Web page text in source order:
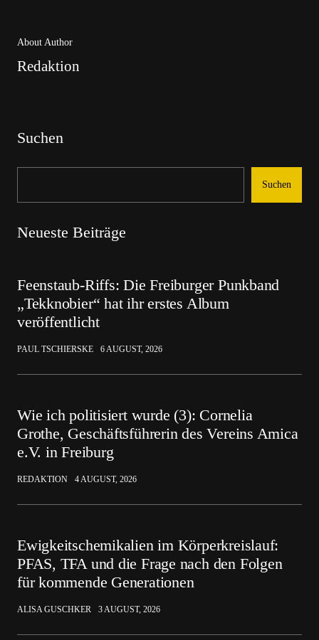
About Author
Redaktion
Suchen
Suchen
Neueste Beiträge
Feenstaub-Riffs: Die Freiburger Punkband
„Tekknobier“ hat ihr erstes Album
veröffentlicht
PAUL TSCHIERSKE 6 AUGUST, 2026
Wie ich politisiert wurde (3): Cornelia
Grothe, Geschäftsführerin des Vereins Amica
e.V. in Freiburg
REDAKTION 4 AUGUST, 2026
Ewigkeitschemikalien im Körperkreislauf:
PFAS, TFA und die Frage nach den Folgen
für kommende Generationen
ALISA GUSCHKER 3 AUGUST, 2026